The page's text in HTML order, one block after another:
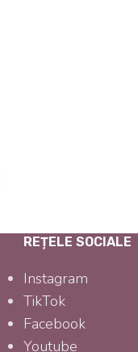
REȚELE SOCIALE
Instagram
TikTok
Facebook
Youtube